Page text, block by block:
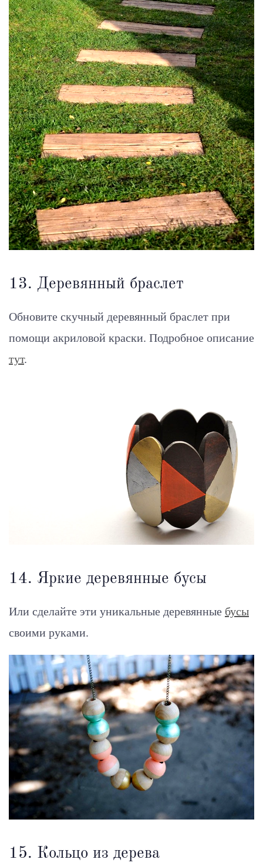
13. Деревянный браслет
Обновите скучный деревянный браслет при
помощи акриловой краски. Подробное описание
тут.
14. Яркие деревянные бусы
Или сделайте эти уникальные деревянные бусы
своими руками.
15. Кольцо из дерева